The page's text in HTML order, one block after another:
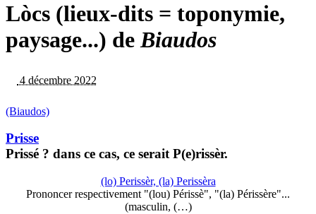
Lòcs (lieux-dits = toponymie,
paysage...) deBiaudos
4 décembre 2022
(Biaudos)
Prisse
Prissé ? dans ce cas, ce serait P(e)rissèr.
(lo) Perissèr, (la) Perissèra
Prononcer respectivement "(lou) Périssè", "(la) Périssère"...
(masculin, (…)